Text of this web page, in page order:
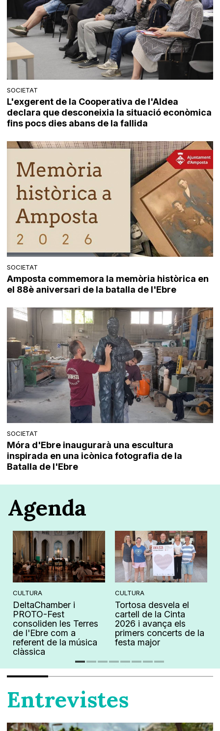
SOCIETAT
L'exgerent de la Cooperativa de l'Aldea
declara que desconeixia la situació econòmica
fins pocs dies abans de la fallida
SOCIETAT
Amposta commemora la memòria històrica en
el 88è aniversari de la batalla de l'Ebre
SOCIETAT
Móra d'Ebre inaugurarà una escultura
inspirada en una icònica fotografia de la
Batalla de l'Ebre
Agenda
CULTURA
DeltaChamber i
PROTO-Fest
consoliden les Terres
de l'Ebre com a
referent de la música
clàssica
CULTURA
Tortosa desvela el
cartell de la Cinta
2026 i avança els
primers concerts de la
festa major
Entrevistes